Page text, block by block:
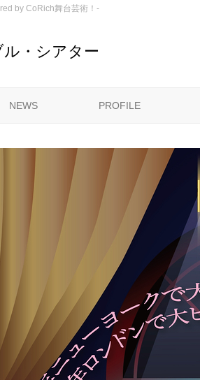
by CoRich舞台芸術！-
・シアター
NEWS PROFILE